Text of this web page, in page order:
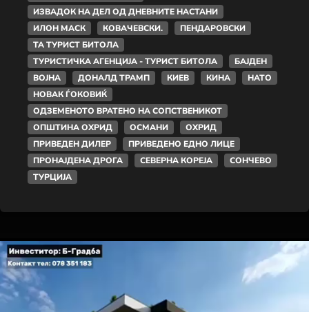
ИЗВАДОК НА ДЕЛ ОД ДНЕВНИТЕ НАСТАНИ
ИЛОН МАСК
КОВАЧЕВСКИ.
ПЕНДАРОВСКИ
ТА ТУРИСТ БИТОЛА
ТУРИСТИЧКА АГЕНЦИЈА - ТУРИСТ БИТОЛА
БАЈДЕН
ВОЈНА
ДОНАЛД ТРАМП КИЕВ КИНА
НАТО
НОВАК ЃОКОВИЌ
ОДЗЕМЕНОТО ВРАТЕНО НА СОПСТВЕНИКОТ
ОПШТИНА ОХРИД
ОСМАНИ
ОХРИД
ПРИВЕДЕН ДИЛЕР
ПРИВЕДЕНО ЕДНО ЛИЦЕ
ПРОНАЈДЕНА ДРОГА
СЕВЕРНА КОРЕЈА
СОНЧЕВО
ТУРЦИЈА